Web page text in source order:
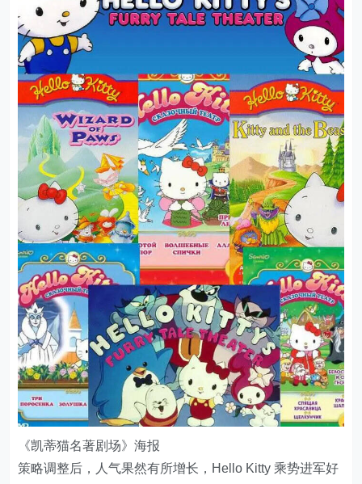
《凯蒂猫名著剧场》海报
策略调整后，人气果然有所增长，Hello Kitty 乘势进军好